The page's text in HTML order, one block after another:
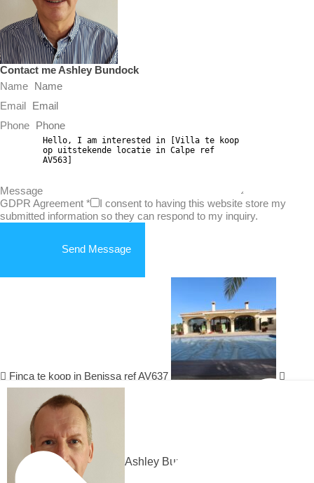
Contact me Ashley Bundock
Name
Email
Phone
Message
GDPR Agreement *
I consent to having this website store my
submitted information so they can respond to my inquiry.
Send Message
Finca te koop in Benissa ref AV637
Ashley Bundock